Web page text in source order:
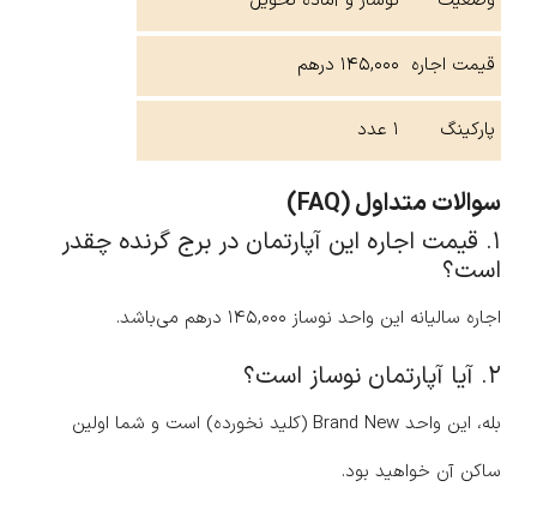
قیمت اجاره ۱۴۵,۰۰۰ درهم
پارکینگ ۱ عدد
سوالات متداول (FAQ)
۱. قیمت اجاره این آپارتمان در برج گرنده چقدر
است؟
اجاره سالیانه این واحد نوساز ۱۴۵,۰۰۰ درهم می‌باشد.
۲. آیا آپارتمان نوساز است؟
بله، این واحد Brand New (کلید نخورده) است و شما اولین
ساکن آن خواهید بود.